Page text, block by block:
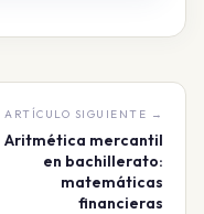
ARTÍCULO SIGUIENTE →
Aritmética mercantil
en bachillerato:
matemáticas
financieras